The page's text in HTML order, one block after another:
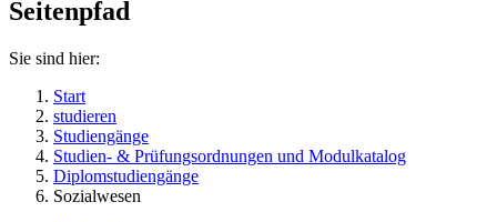
Seitenpfad
Sie sind hier:
Start
studieren
Studiengänge
Studien- & Prüfungsordnungen und Modulkatalog
Diplomstudiengänge
Sozialwesen